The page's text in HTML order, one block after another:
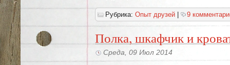
Рубрика: Опыт друзей 9
Полка, шкафчик и
Среда, 09 Июл 2014